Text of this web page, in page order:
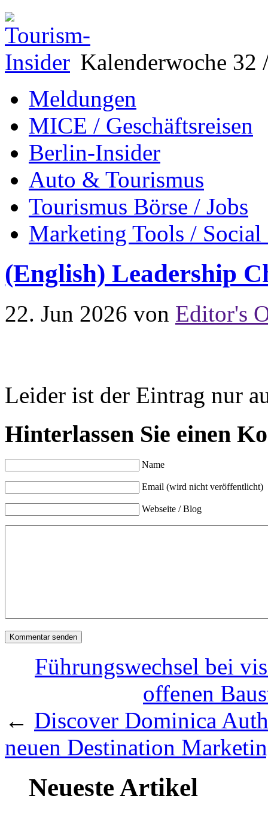
Kalenderwoche 32
Meldungen
MICE / Geschäftsreisen
Berlin-Insider
Auto & Tourismus
Tourismus Börse / Jobs
Marketing Tools /
(English) Leadership
22. Jun 2026 von Editor's
Leider ist der Eintrag nur
Hinterlassen Sie einen
Name
Email (wird nicht veröffentlicht)
Webseite / Blog
Führungswechsel bei
offenen
← Discover Dominica
neuen Destination
Neueste Artikel